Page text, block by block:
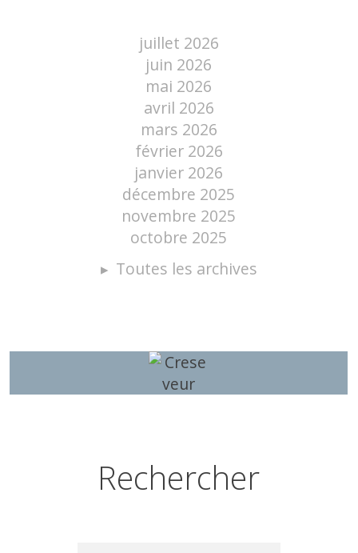
juillet 2026
juin 2026
mai 2026
avril 2026
mars 2026
février 2026
janvier 2026
décembre 2025
novembre 2025
octobre 2025
Toutes les archives
Rechercher